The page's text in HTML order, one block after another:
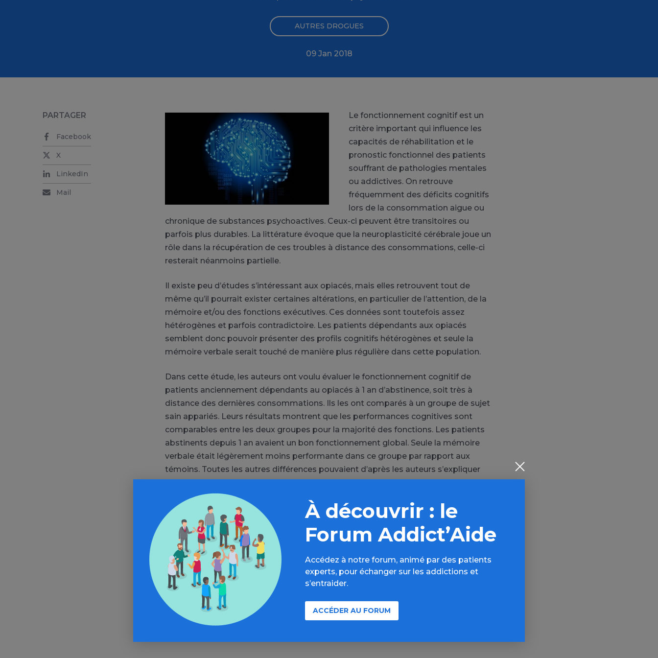
AUTRES DROGUES
09 Jan 2018
Le fonctionnement cognitif est un
critère important qui influence les
capacités de réhabilitation et le
pronostic fonctionnel des patients
souffrant de pathologies mentales
ou addictives. On retrouve
fréquemment des déficits cognitifs
lors de la consommation aigue ou
chronique de substances psychoactives. Ceux-ci peuvent être transitoires ou
parfois plus durables. La littérature évoque que la neuroplasticité cérébrale joue un
rôle dans la récupération de ces troubles à distance des consommations, celle-ci
resterait néanmoins partielle.
Il existe peu d’études s’intéressant aux opiacés, mais elles retrouvent tout de
même qu’il pourrait exister certaines altérations, en particulier de l’attention, de la
mémoire et/ou des fonctions exécutives. Ces données sont toutefois assez
hétérogènes et parfois contradictoire. Les patients dépendants aux opiacés
semblent donc pouvoir présenter des profils cognitifs hétérogènes et seule la
mémoire verbale serait touché de manière plus régulière dans cette population.
Dans cette étude, les auteurs ont voulu évaluer le fonctionnement cognitif de
patients anciennement dépendants au opiacés à 1 an d’abstinence, soit très à
distance des dernières consommations. Ils les ont comparés à un groupe de sujet
sain appariés. Leurs résultats montrent que les performances cognitives sont
comparables entre les deux groupes pour la majorité des fonctions. Les patients
abstinents depuis 1 an avaient un bon fonctionnement global. Seule la mémoire
verbale était légèrement moins performante dans ce groupe par rapport aux
témoins. Toutes les autres différences pouvaient d’après les auteurs s’expliquer
par des différences en termes de psychopathologie.
Il serait bien sur nécessaire de réaliser des études prospectives et longitudinales
pour approfondir le sujet, en particulier sur l’effet de l’utilisation des traitements de
substitution opiacés. Mais ils concluent, en se basant sur d’autres travaux
antérieurs, que leur usage peut être considéré comme relativement sûr en ce qui
concerne le fonctionnement cognitif qui semble être davantage influencé par les
pathologies somatiques et psychiatriques co-occurrentes.
Par Julien Cabé
PARTAGER
Facebook
X
LinkedIn
Mail
À découvrir : le
Forum Addict’Aide
Accédez à notre forum, animé par des patients
experts, pour échanger sur les addictions et
s’entraider.
ACCÉDER AU FORUM